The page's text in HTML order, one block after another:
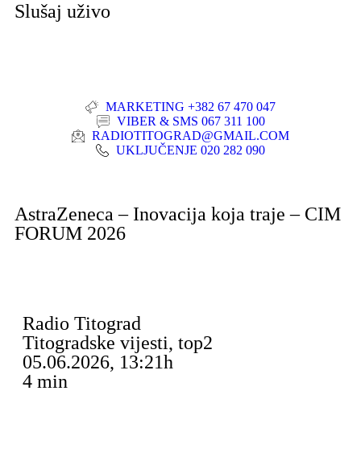
Slušaj uživo
MARKETING +382 67 470 047
VIBER & SMS 067 311 100
RADIOTITOGRAD@GMAIL.COM
UKLJUČENJE 020 282 090
AstraZeneca – Inovacija koja traje – CIM
FORUM 2026
Radio Titograd
Titogradske vijesti, top2
05.06.2026, 13:21h
4 min